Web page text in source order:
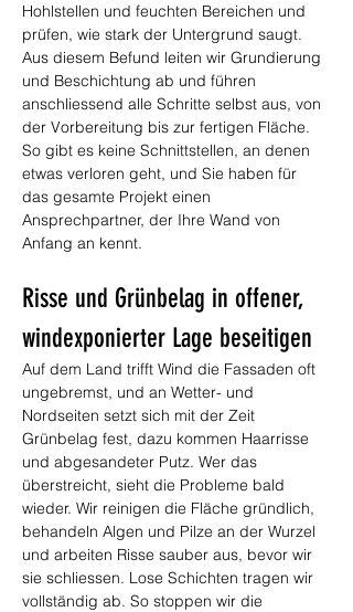
Hohlstellen und feuchten Bereichen und
prüfen, wie stark der Untergrund saugt.
Aus diesem Befund leiten wir Grundierung
und Beschichtung ab und führen
anschliessend alle Schritte selbst aus, von
der Vorbereitung bis zur fertigen Fläche.
So gibt es keine Schnittstellen, an denen
etwas verloren geht, und Sie haben für
das gesamte Projekt einen
Ansprechpartner, der Ihre Wand von
Anfang an kennt.
Risse und Grünbelag in offener,
windexponierter Lage beseitigen
Auf dem Land trifft Wind die Fassaden oft
ungebremst, und an Wetter- und
Nordseiten setzt sich mit der Zeit
Grünbelag fest, dazu kommen Haarrisse
und abgesandeter Putz. Wer das
überstreicht, sieht die Probleme bald
wieder. Wir reinigen die Fläche gründlich,
behandeln Algen und Pilze an der Wurzel
und arbeiten Risse sauber aus, bevor wir
sie schliessen. Lose Schichten tragen wir
vollständig ab. So stoppen wir die